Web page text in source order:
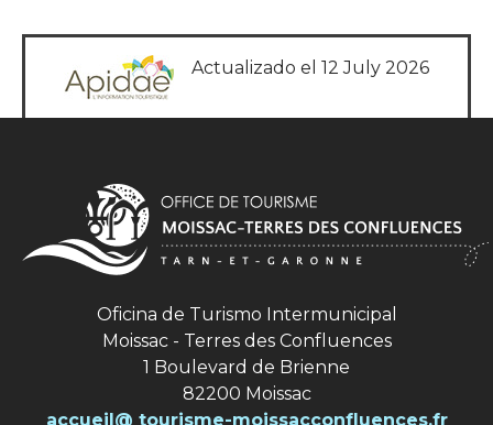
Actualizado el 12 July 2026
Oficina de Turismo Intermunicipal
Moissac - Terres des Confluences
1 Boulevard de Brienne
82200 Moissac
accueil@ tourisme-moissacconfluences.fr